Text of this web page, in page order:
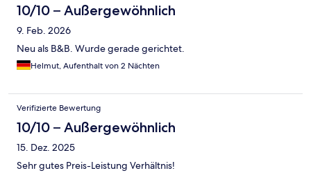
10/10 – Außergewöhnlich
9. Feb. 2026
Neu als B&B. Wurde gerade gerichtet.
Helmut, Aufenthalt von 2 Nächten
Verifizierte Bewertung
10/10 – Außergewöhnlich
15. Dez. 2025
Sehr gutes Preis-Leistung Verhältnis!